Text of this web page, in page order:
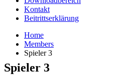
Kontakt
Beitrittserklärung
Home
Members
Spieler 3
Spieler 3